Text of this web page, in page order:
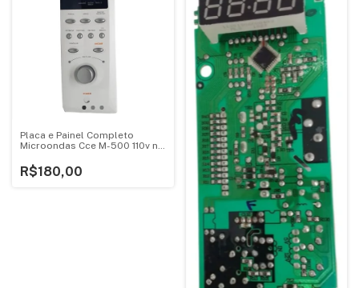
Placa e Painel Completo
Microondas Cce M-500 110v no
R$180,00